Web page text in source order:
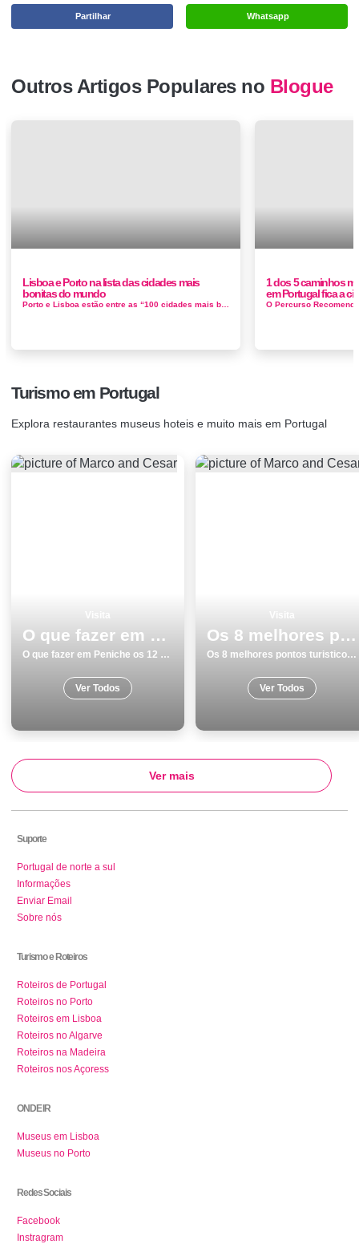
Whatsapp
Partilhar
Outros Artigos Populares no Blogue
Lisboa e Porto na lista das cidades mais
bonitas do mundo
Porto e Lisboa estão entre as “100 cidades mais bonitas do mundo”, segundo um guia turístico chin&e...
1 dos 5 caminhos
em Portugal fica a
Turismo em Portugal
Explora restaurantes museus hoteis e muito mais em Portugal
O que fazer em Peniche os 12 melhores locais para visitar
O que fazer em Peniche os 12 melhores locais para visitar
Ver Todos
Os 8 melhores pontos turisticos para visitar em Ilha da Madeira
Os 8 melhores pontos turisticos para visitar em Ilha da Madeira
Ver Todos
Ver mais
Suporte
Portugal de norte a sul
Informações
Enviar Email
Sobre nós
Turismo e Roteiros
Roteiros de Portugal
Roteiros no Porto
Roteiros em Lisboa
Roteiros no Algarve
Roteiros na Madeira
Roteiros nos Açoress
ONDE IR
Museus em Lisboa
Museus no Porto
Redes Sociais
Facebook
Instragram